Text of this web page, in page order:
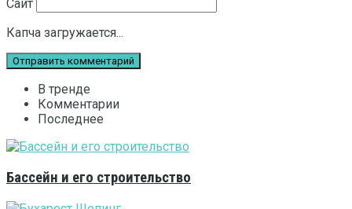
Сайт
Капча загружается...
В тренде
Комментарии
Последнее
Бассейн и его строительство